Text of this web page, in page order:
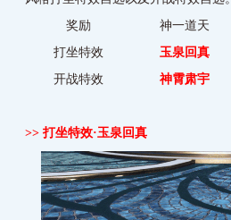
奖励
神一道天
打坐特效
玉泉回真
开战特效
神霄肃宇
>> 打坐特效·玉泉回真